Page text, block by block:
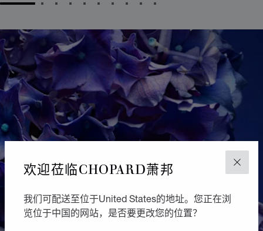
关闭
欢迎莅临CHOPARD萧邦
我们可配送至位于United States的地址。您正在浏
览位于中国的网站，是否要更改您的位置？
GO TO SLIDE 1GO TO SLIDE 2
GO TO SLIDE 3
GO TO SLIDE 4
GO TO SLIDE 5
GO TO SLIDE 6
GO TO SLIDE 7
GO TO SLIDE 8
GO TO SLIDE 9
GO TO SLIDE 10